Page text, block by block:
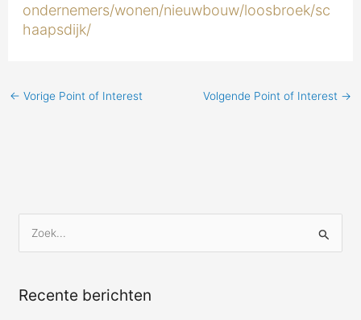
ondernemers/wonen/nieuwbouw/loosbroek/sc
haapsdijk/
← Vorige Point of Interest Volgende Point of Interest →
kRecente berichten